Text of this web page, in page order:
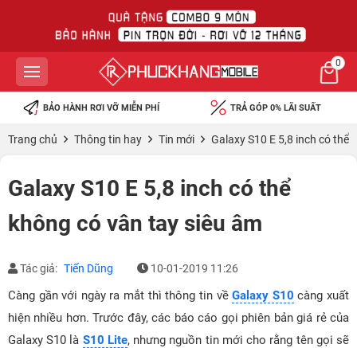
0
BẢO HÀNH RƠI VỠ MIỄN PHÍ TRẢ GÓP 0% LÃI SUẤT
Trang chủ Thông tin hay Tin mới Galaxy S10 E 5,8 inch có thể
Galaxy S10 E 5,8 inch có thể
không có vân tay siêu âm
Tác giả: Tiến Dũng 10-01-2019 11:26
Càng gần với ngày ra mắt thì thông tin vềGalaxy S10 càng xuất
hiện nhiều hơn. Trước đây, các báo cáo gọi phiên bản giá rẻ của
Galaxy S10 là S10 Lite, nhưng nguồn tin mới cho rằng tên gọi sẽ